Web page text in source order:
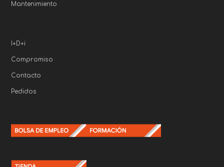
Mantenimiento
I+D+i
Compromiso
Contacto
Pedidos